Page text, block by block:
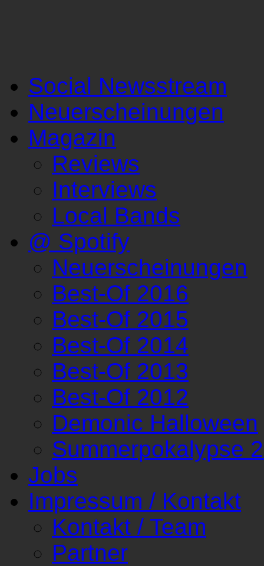
Social Newsstream
Neuerscheinungen
Magazin
Reviews
Interviews
Local Bands
@ Spotify
Neuerscheinungen
Best-Of 2016
Best-Of 2015
Best-Of 2014
Best-Of 2013
Best-Of 2012
Demonic Halloween
Summerpokalypse
Jobs
Impressum / Kontakt
Kontakt / Team
Partner